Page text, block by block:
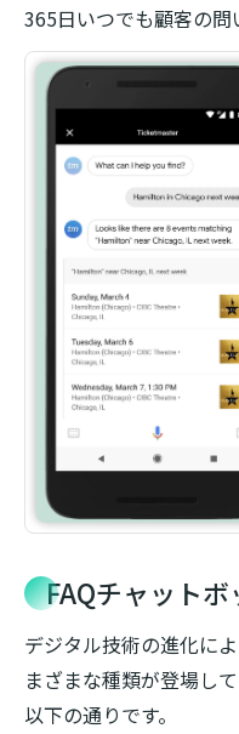
365日いつでも顧客の問
FAQチャット
デジタル技術の進化に
まざまな種類が登場し
以下の通りです。